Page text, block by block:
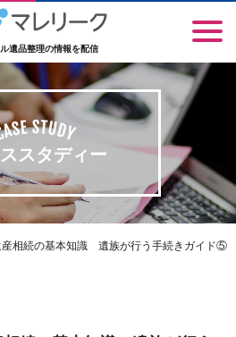
遺品整理の情報を配信
スタディー
産相続の基本知識 遺族が行う手続きガイド⑤